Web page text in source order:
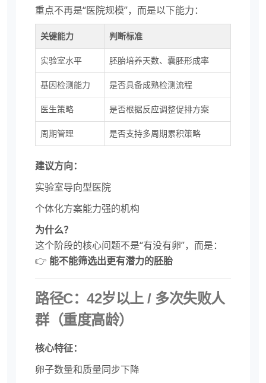
重点不再是“医院规模”，而是以下能力：
关键能力 判断标准
实验室水平 胚胎培养天数、囊胚形成率
基因检测能力 是否具备成熟检测流程
医生策略 是否根据反应调整促排方案
周期管理 是否支持多周期累积策略
建议方向：
实验室导向型医院
个体化方案能力强的机构
为什么？
这个阶段的核心问题不是“有没有卵”，而是：
👉 能不能筛选出更有潜力的胚胎
路径C：42岁以上 / 多次失败人
群（重度高龄）
核心特征：
卵子数量和质量同步下降